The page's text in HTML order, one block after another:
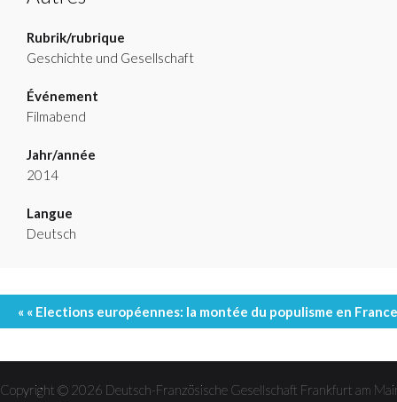
Rubrik/rubrique
Geschichte und Gesellschaft
Événement
Filmabend
Jahr/année
2014
Langue
Deutsch
Event
« « Elections européennes: la montée du populisme en
Copyright © 2026 Deutsch-Französische Gesellschaft Frankfurt am